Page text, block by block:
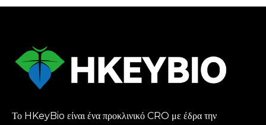
Το HKeyBio είναι ένα προκλινικό CRO με έδρα την